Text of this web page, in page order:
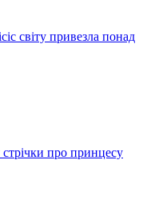
світу привезла понад
стрічки про принцесу